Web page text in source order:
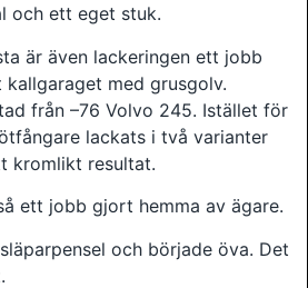
och ett eget stuk.
är även lackeringen ett jobb
med grusgolv.
från –76 Volvo 245. Istället för
lackats i två varianter
kromlikt resultat.
ett jobb gjort hemma av ägare.
och började öva. Det